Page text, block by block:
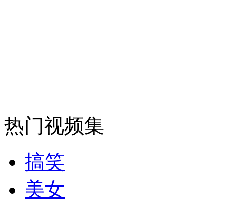
女孩北京地铁殴打老人 痛下狠手拳打脚踢
无痛分娩是否安全 医生回应
热门视频集
搞笑
美女